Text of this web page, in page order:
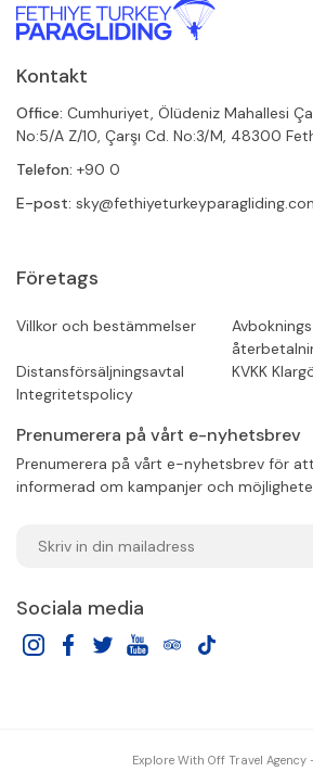
Kontakt
Office: Cumhuriyet, Ölüdeniz Mahallesi
No:5/A Z/10, Çarşı Cd. No:3/M, 48300
Telefon: +90 0
E-post:
Företags
Villkor och bestämmelser
Distansförsäljningsavtal
KVKK
Integritetspolicy
Prenumerera på vårt e-nyhetsbrev
Prenumerera på vårt e-nyhetsbrev för
informerad om kampanjer och
Sociala media
Explore With Off Travel Agency